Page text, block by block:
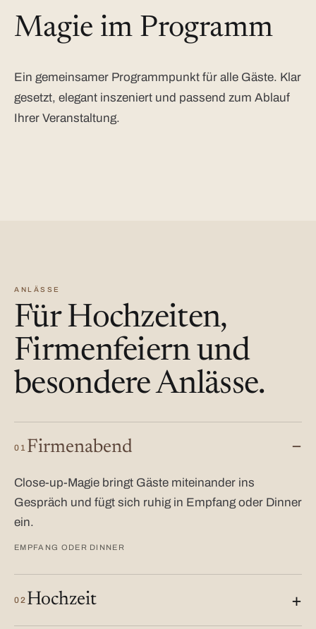
Magie im Programm
Ein gemeinsamer Programmpunkt für alle Gäste. Klar
gesetzt, elegant inszeniert und passend zum Ablauf
Ihrer Veranstaltung.
ANLÄSSE
Für Hochzeiten,
Firmenfeiern und
besondere Anlässe.
01 Firmenabend
Close-up-Magie bringt Gäste miteinander ins
Gespräch und fügt sich ruhig in Empfang oder Dinner
ein.
EMPFANG ODER DINNER
02 Hochzeit